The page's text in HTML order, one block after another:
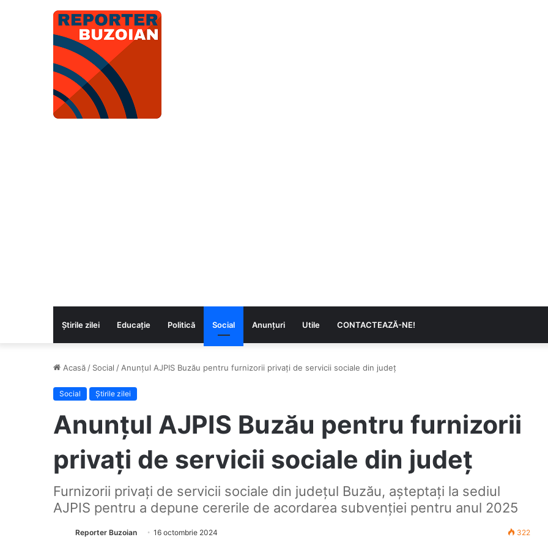
Știrile zilei Educaţie Politică Social Anunțuri Utile CONTACTEAZĂ-NE!
Acasă / Social / Anunțul AJPIS Buzău pentru furnizorii privați de servicii sociale din județ
Social Știrile zilei
Anunțul AJPIS Buzău pentru furnizorii
privați de servicii sociale din județ
Furnizorii privați de servicii sociale din județul Buzău, așteptați la sediul
AJPIS pentru a depune cererile de acordarea subvenției pentru anul 2025
Reporter Buzoian 16 octombrie 2024 322